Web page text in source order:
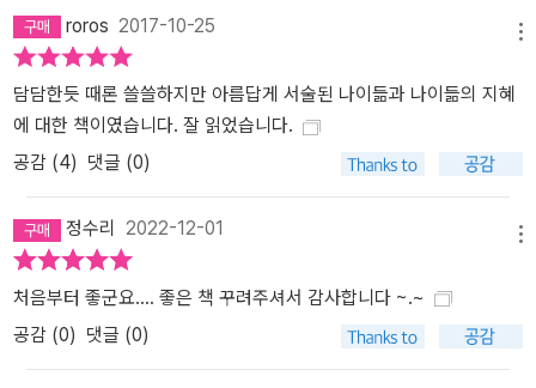
roros 2017-10-25
담담한듯 때론 쓸쓸하지만 아름답게 서술된 나이듦과 나이듦의 지혜
에 대한 책이였습니다. 잘 읽었습니다.
공감 (4) 댓글 (0)
정수리 2022-12-01
처음부터 좋군요…. 좋은 책 꾸려주셔서 감사합니다 ~.~
공감 (0) 댓글 (0)